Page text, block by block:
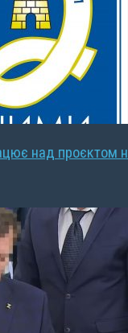
над проєктом